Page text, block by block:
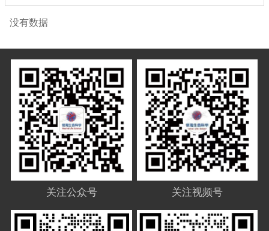
没有数据
关注公众号 关注视频号